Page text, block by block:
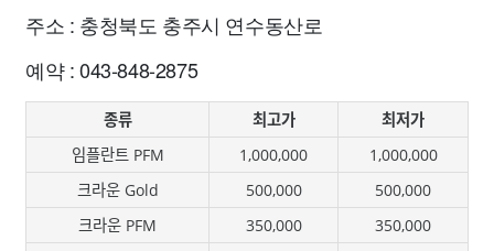
주소 : 충청북도 충주시 연수동산로
예약 : 043-848-2875
종류 최고가
최저가
임플란트 PFM
1,000,000
1,000,000
크라운 Gold
500,000
500,000
크라운 PFM
350,000
350,000